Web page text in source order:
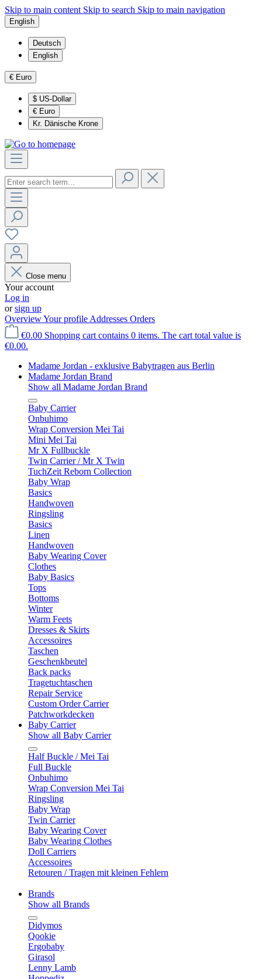
Skip to main content Skip to search Skip to main navigation
English
Deutsch
English
€ Euro
$ US-Dollar
€ Euro
Kr. Dänische Krone
Close menu
Your account
Log in
orsign up
OverviewYour profile Addresses Orders
€0.00 Shopping cart contains 0 items. The cart total value is
€0.00.
Madame Jordan - exklusive Babytragen aus Berlin
Madame Jordan Brand
Show all Madame Jordan Brand
Baby Carrier
Onbuhimo
Wrap Conversion Mei Tai
Mini Mei Tai
Mr X Fullbuckle
Twin Carrier / Mr X Twin
TuchZeit Reborn Collection
Baby Wrap
Basics
Handwoven
Ringsling
Basics
Linen
Handwoven
Baby Wearing Cover
Clothes
Baby Basics
Tops
Bottoms
Winter
Warm Feets
Dresses & Skirts
Accessoires
Taschen
Geschenkbeutel
Back packs
Tragetuchtaschen
Repair Service
Custom Order Carrier
Patchworkdecken
Baby Carrier
Show all Baby Carrier
Half Buckle / Mei Tai
Full Buckle
Onbuhimo
Wrap Conversion Mei Tai
Ringsling
Baby Wrap
Twin Carrier
Baby Wearing Cover
Baby Wearing Clothes
Doll Carriers
Accessoires
Retouren / Tragen mit kleinen Fehlern
Brands
Show all Brands
Didymos
Qookie
Ergobaby
Girasol
Lenny Lamb